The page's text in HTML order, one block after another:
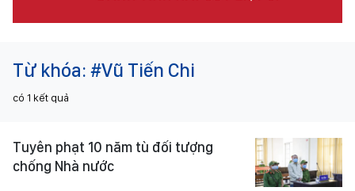
Từ khóa: #Vũ Tiến Chi
có 1 kết quả
Tuyên phạt 10 năm tù đối tượng
chống Nhà nước